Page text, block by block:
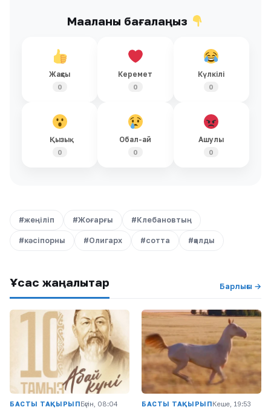
Мақаланы бағалаңыз
Жақсы
0
Керемет
0
Күлкілі
0
Қызық
0
Обал-ай
0
Ашулы
0
#жеңіліп #Жоғарғы #Клебановтың
#кәсіпорны #Олигарх #сотта #қалды
Ұқсас жаңалықтар Барлығы →
БАСТЫ ТАҚЫРЫПБүгін, 08:04 БАСТЫ ТАҚЫРЫПКеше, 19:53